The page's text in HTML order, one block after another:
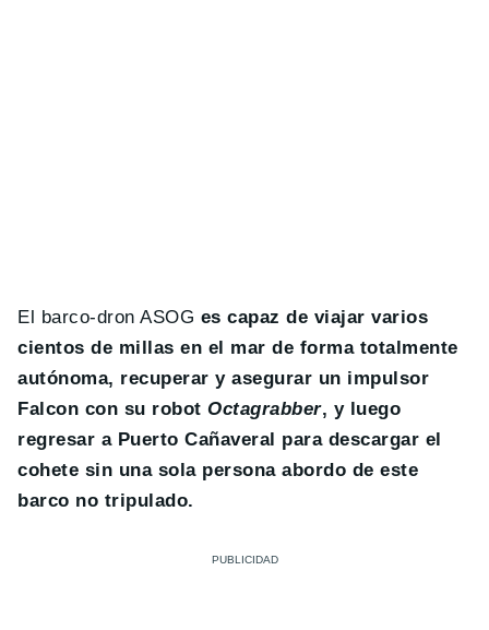
El barco-dron ASOG es capaz de viajar varios
cientos de millas en el mar de forma totalmente
autónoma, recuperar y asegurar un impulsor
Falcon con su robotOctagrabber, y luego
regresar a Puerto Cañaveral para descargar el
cohete sin una sola persona abordo de este
barco no tripulado.